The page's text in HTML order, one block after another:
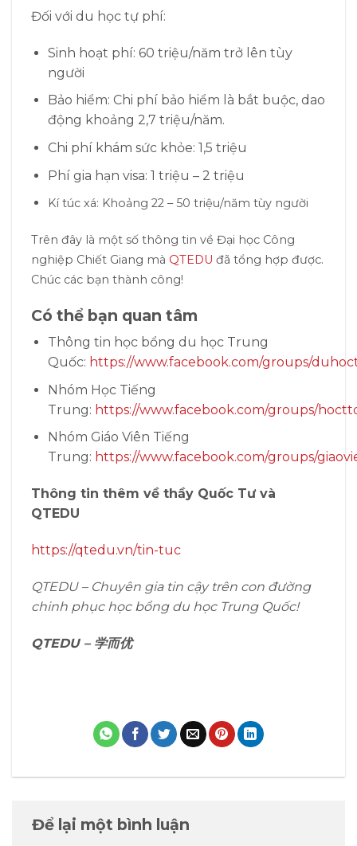
Đối với du học tự phí:
Sinh hoạt phí: 60 triệu/năm trở lên tùy
người
Bảo hiểm: Chi phí bảo hiểm là bắt buộc, dao
động khoảng 2,7 triệu/năm.
Chi phí khám sức khỏe: 1,5 triệu
Phí gia hạn visa: 1 triệu – 2 triệu
Kí túc xá: Khoảng 22 – 50 triệu/năm tùy người
Trên đây là một số thông tin về Đại học Công
nghiệp Chiết Giang mà QTEDU đã tổng hợp được.
Chúc các bạn thành công!
Có thể bạn quan tâm
Thông tin học bổng du học Trung
Quốc: https://www.facebook.com/groups/
Nhóm Học Tiếng
Trung: https://www.facebook.com/groups/
Nhóm Giáo Viên Tiếng
Trung: https://www.facebook.com/groups/
Thông tin thêm về thầy Quốc Tư và
QTEDU
https://qtedu.vn/tin-tuc
QTEDU – Chuyên gia tin cậy trên con đường
chinh phục học bổng du học Trung Quốc!
QTEDU – 学而优
Để lại một bình luận